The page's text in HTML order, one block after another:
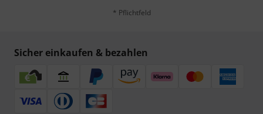
* Pflichtfeld
Sicher einkaufen & bezahlen